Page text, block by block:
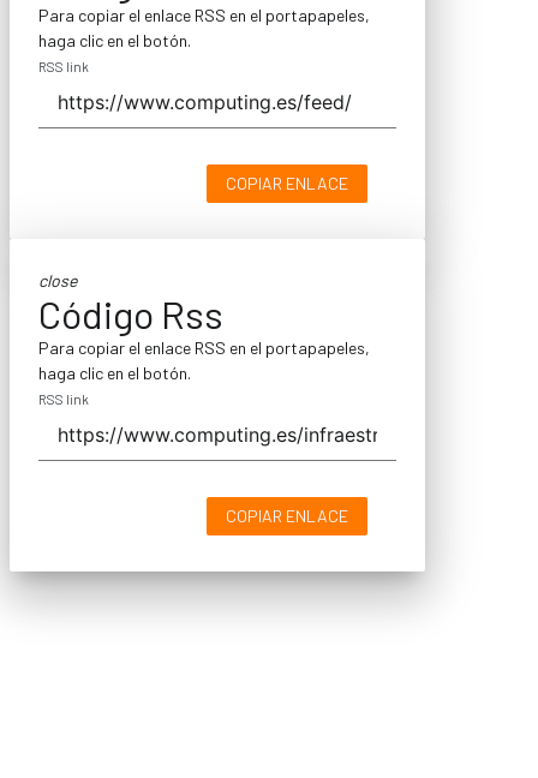
Para copiar el enlace RSS en el portapapeles,
haga clic en el botón.
RSS link
COPIAR ENLACE
close
Código Rss
Para copiar el enlace RSS en el portapapeles,
haga clic en el botón.
RSS link
COPIAR ENLACE